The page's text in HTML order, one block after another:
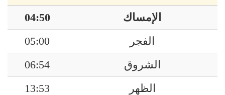
الإمساك
04:50
الفجر
05:00
الشروق
06:54
الظهر
13:53